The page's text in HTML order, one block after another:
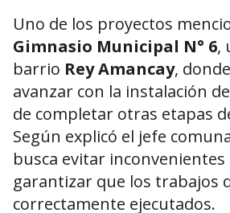
Uno de los proyectos
Gimnasio Municipal N° 6,
barrio Rey Amancay,
avanzar con la instalación
de completar otras etapas
Según explicó el jefe
busca evitar
garantizar que los trabajos
correctamente ejecutados.